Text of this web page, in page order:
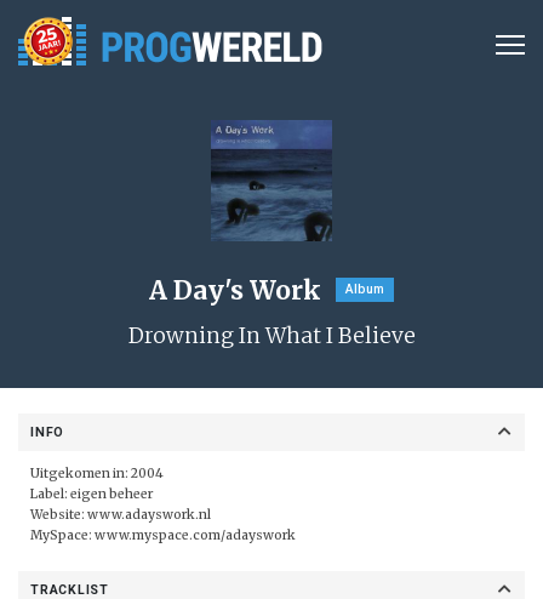
A Day's Work Album
Drowning In What I Believe
INFO
Uitgekomen in: 2004
Label: eigen beheer
Website: www.adayswork.nl
MySpace: www.myspace.com/adayswork
TRACKLIST